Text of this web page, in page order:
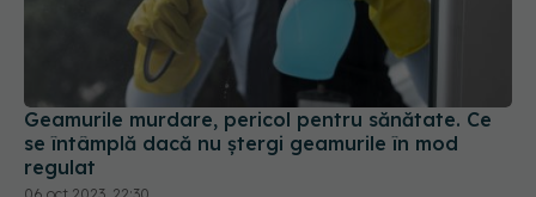
Geamurile murdare, pericol pentru sănătate. Ce
se întâmplă dacă nu ștergi geamurile în mod
06 oct 2023, 22:30